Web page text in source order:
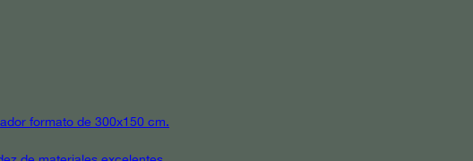
formato de 300x150 cm.